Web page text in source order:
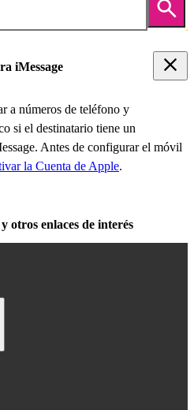
iMessage
a números de teléfono y
si el destinatario tiene un
Antes de configurar el móvil
la Cuenta de Apple.
otros enlaces de interés